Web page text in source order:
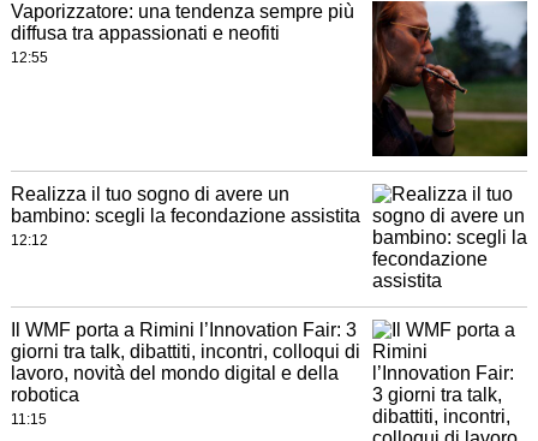
Vaporizzatore: una tendenza sempre più
diffusa tra appassionati e neofiti
12:55
Realizza il tuo sogno di avere un
bambino: scegli la fecondazione assistita
12:12
Il WMF porta a Rimini l’Innovation Fair: 3
giorni tra talk, dibattiti, incontri, colloqui di
lavoro, novità del mondo digital e della
robotica
11:15